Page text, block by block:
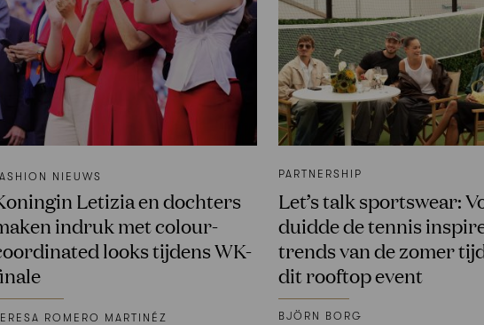
NIEUWS
Letizia en dochters
indruk met colour-
looks tijdens WK-
ROMERO MARTINÉZ
PARTNERSHIP
Let’s talk sportswear:
duidde de tennis
trends van de zomer
dit rooftop event
BJÖRN BORG